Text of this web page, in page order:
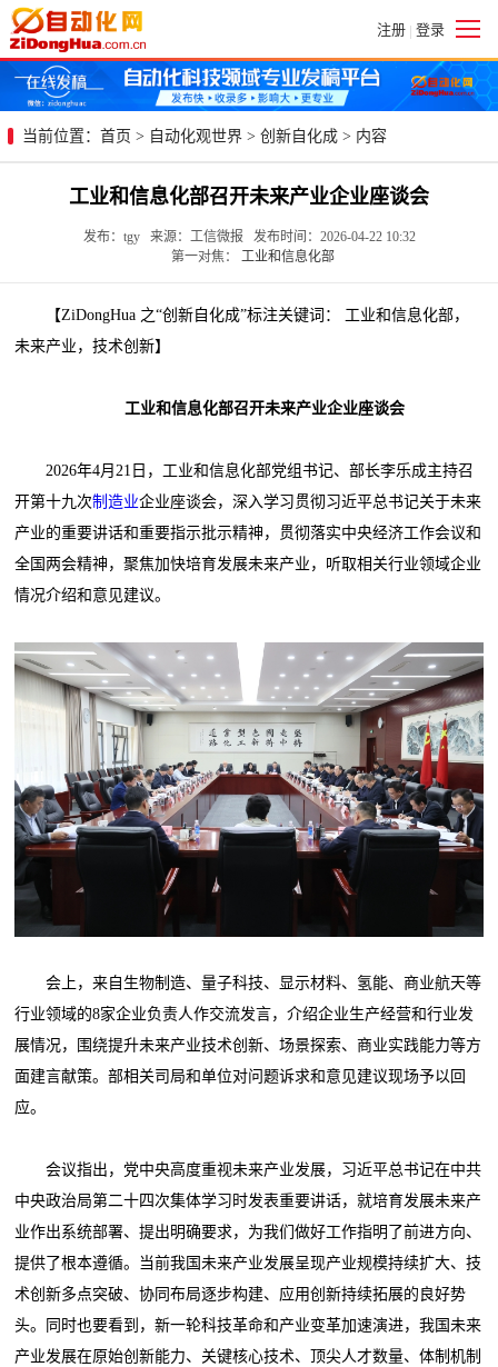
注册 | 登录
当前位置： 首页 > 自动化观世界 > 创新自化成 > 内容
工业和信息化部召开未来产业企业座谈会
发布：tgy 来源：工信微报 发布时间：2026-04-22 10:32
第一对焦：
工业和信息化部
【ZiDongHua 之“创新自化成”标注关键词： 工业和信息化部，
未来产业，技术创新】
工业和信息化部召开未来产业企业座谈会
2026年4月21日，工业和信息化部党组书记、部长李乐成主持召
开第十九次制造业企业座谈会，深入学习贯彻习近平总书记关于未来
产业的重要讲话和重要指示批示精神，贯彻落实中央经济工作会议和
全国两会精神，聚焦加快培育发展未来产业，听取相关行业领域企业
情况介绍和意见建议。
会上，来自生物制造、量子科技、显示材料、氢能、商业航天等
行业领域的8家企业负责人作交流发言，介绍企业生产经营和行业发
展情况，围绕提升未来产业技术创新、场景探索、商业实践能力等方
面建言献策。部相关司局和单位对问题诉求和意见建议现场予以回
应。
会议指出，党中央高度重视未来产业发展，习近平总书记在中共
中央政治局第二十四次集体学习时发表重要讲话，就培育发展未来产
业作出系统部署、提出明确要求，为我们做好工作指明了前进方向、
提供了根本遵循。当前我国未来产业发展呈现产业规模持续扩大、技
术创新多点突破、协同布局逐步构建、应用创新持续拓展的良好势
头。同时也要看到，新一轮科技革命和产业变革加速演进，我国未来
产业发展在原始创新能力、关键核心技术、顶尖人才数量、体制机制